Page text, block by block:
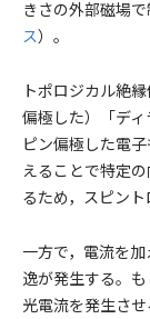
きさの外部磁場
ス）。
トポロジカル絶
偏極した）「デ
ピン偏極した電
えることで特定
るため，スピン
一方で，電流を
逸が発生する。
光電流を発生さ